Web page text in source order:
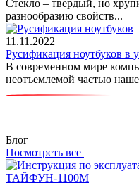
Стекло – твердый, но
разнообразию свойств...
11.11.2022
Русификация ноутбуков в
В современном мире
неотъемлемой частью
Блог
Посмотреть все